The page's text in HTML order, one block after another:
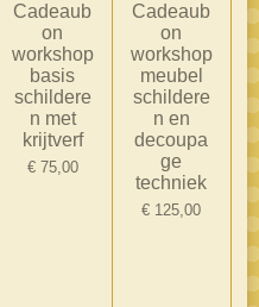
Cadeaub
on
workshop
basis
schildere
n met
krijtverf
€ 75,00
Cadeaub
on
workshop
meubel
schildere
n en
decoupa
ge
techniek
€ 125,00